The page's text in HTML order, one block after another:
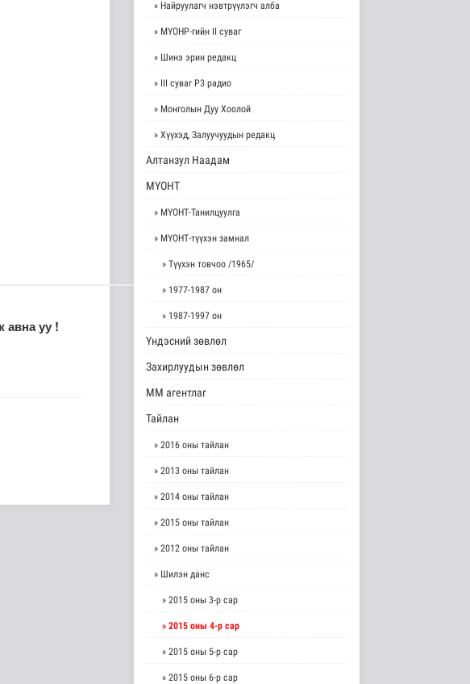
авна уу !
» Найруулагч нэвтрүүлэгч алба
» МҮОНР-гийн II суваг
» Шинэ эрин редакц
» III суваг Р3 радио
» Монголын Дуу Хоолой
» Хүүхэд, Залуучуудын редакц
Алтанзул Наадам
МҮОНТ
» МҮОНТ-Танилцуулга
» МҮОНТ-түүхэн замнал
» Түүхэн товчоо /1965/
» 1977-1987 он
» 1987-1997 он
Үндэсний зөвлөл
Захирлуудын зөвлөл
ММ агентлаг
Тайлан
» 2016 оны тайлан
» 2013 оны тайлан
» 2014 оны тайлан
» 2015 оны тайлан
» 2012 оны тайлан
» Шилэн данс
» 2015 оны 3-р сар
» 2015 оны 4-р сар
» 2015 оны 5-р сар
» 2015 оны 6-р сар